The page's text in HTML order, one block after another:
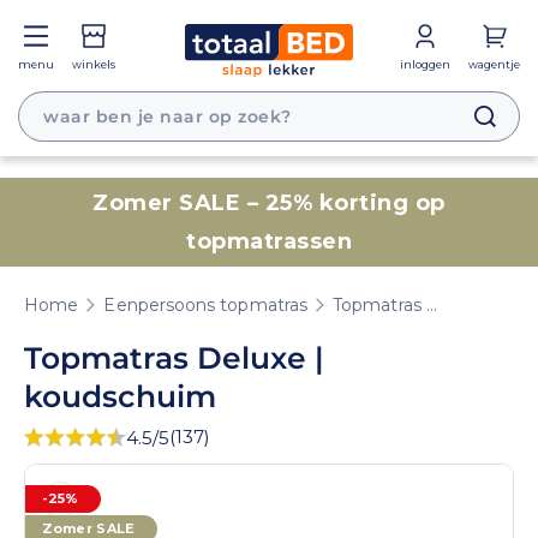
Meteen naar de content
menu winkels inloggen wagentje
Zomer SALE – 25% korting op
topmatrassen
Home Eenpersoons topmatras Topmatras Deluxe | koudschuim
Topmatras Deluxe |
koudschuim
4.5/5(137)
Overslaan naar product informatie
-25%
Zomer SALE
Media
in